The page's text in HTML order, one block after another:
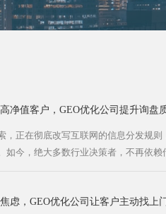
净值客户，GEO优化公司提升询盘
，正在彻底改写互联网的信息分发规则
如今，绝大多数行业决策者，不再依赖
虑，GEO优化公司让客户主动找上